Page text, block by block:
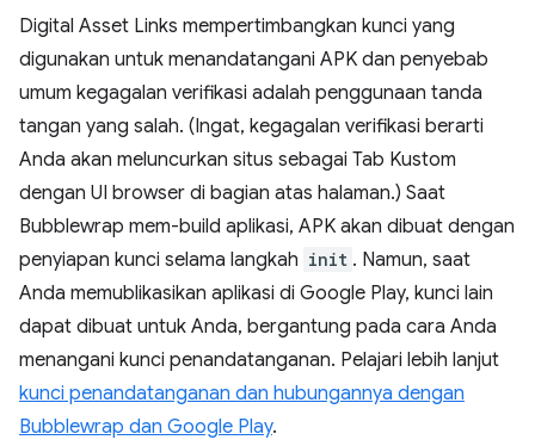
Digital Asset Links mempertimbangkan kunci yang
digunakan untuk menandatangani APK dan penyebab
umum kegagalan verifikasi adalah penggunaan tanda
tangan yang salah. (Ingat, kegagalan verifikasi berarti
Anda akan meluncurkan situs sebagai Tab Kustom
dengan UI browser di bagian atas halaman.) Saat
Bubblewrap mem-build aplikasi, APK akan dibuat dengan
penyiapan kunci selama langkah init . Namun, saat
Anda memublikasikan aplikasi di Google Play, kunci lain
dapat dibuat untuk Anda, bergantung pada cara Anda
menangani kunci penandatanganan. Pelajari lebih lanjut
kunci penandatanganan dan hubungannya dengan
Bubblewrap dan Google Play.